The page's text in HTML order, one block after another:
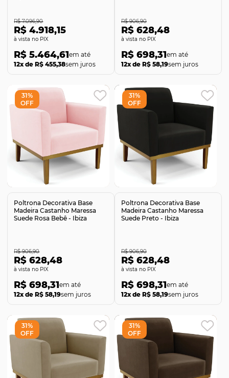
R$ 4.918,15
no PIX
R$ 7.096,90
R$ 5.464,61
12x de R$ 455,38sem juros
R$ 628,48
no PIX
R$ 906,90
R$ 698,31
12x de R$ 58,19sem juros
31%
OFF
Poltrona Decorativa Base
Madeira Castanho Maressa
Suede Rosa Bebê - Ibiza
R$ 628,48
no PIX
R$ 906,90
R$ 698,31
12x de R$ 58,19sem juros
31%
OFF
Poltrona Decorativa Base
Madeira Castanho Maressa
Suede Preto - Ibiza
R$ 628,48
no PIX
R$ 906,90
R$ 698,31
12x de R$ 58,19sem juros
31%
OFF
31%
OFF